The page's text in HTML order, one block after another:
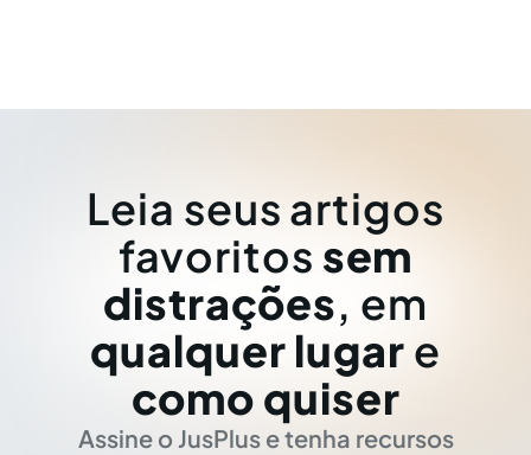
Leia seus artigos
favoritos sem
distrações, em
qualquer lugar e
como quiser
Assine o JusPlus e tenha recursos